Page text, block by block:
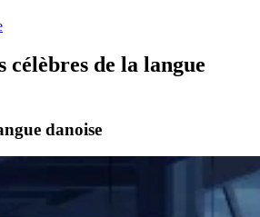
célèbres de la langue
danoise